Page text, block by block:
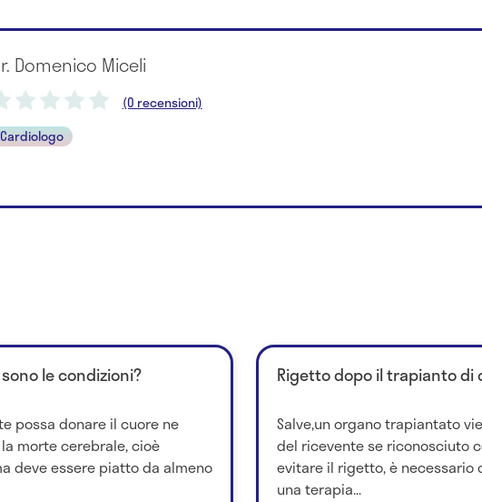
Domenico Miceli
(0 recensioni)
Cardiologo
le condizioni?
possa donare il cuore ne
morte cerebrale, cioè
deve essere piatto da almeno
Rigetto dopo il trapianto di
Salve,un organo trapiantato
del ricevente se riconosciuto
evitare il rigetto, è necessario
una terapia...